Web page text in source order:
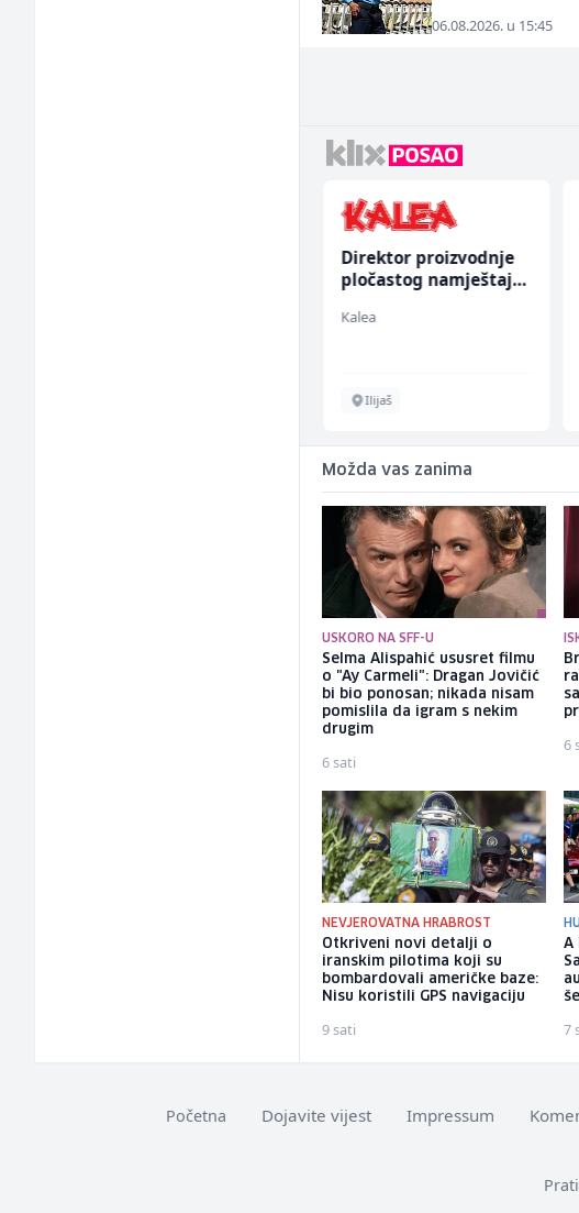
06.08.2026. u 15:45
Direktor proizvodnje
pločastog namještaja
Kalea
Ilijaš
Možda vas zanima
USKORO NA SFF-U
Selma Alispahić ususret filmu
o "Ay Carmeli": Dragan Jovičić
bi bio ponosan; nikada nisam
pomislila da igram s nekim
drugim
6 sati
6
NEVJEROVATNA HRABROST
Otkriveni novi detalji o
iranskim pilotima koji su
bombardovali američke baze:
Nisu koristili GPS navigaciju
9 sati
A
7
Početna Dojavite vijest Impressum